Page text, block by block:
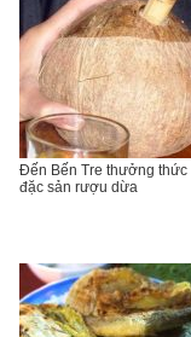
Đến Bến Tre thưởng thức
đặc sản rượu dừa